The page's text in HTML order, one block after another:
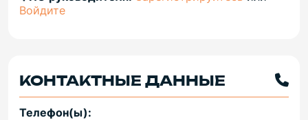
Войдите
КОНТАКТНЫЕ ДАННЫЕ
Телефон(ы):